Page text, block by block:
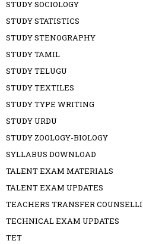
STUDY SOCIOLOGY
STUDY STATISTICS
STUDY STENOGRAPHY
STUDY TAMIL
STUDY TELUGU
STUDY TEXTILES
STUDY TYPE WRITING
STUDY URDU
STUDY ZOOLOGY-BIOLOGY
SYLLABUS DOWNLOAD
TALENT EXAM MATERIALS
TALENT EXAM UPDATES
TEACHERS TRANSFER
TECHNICAL EXAM UPDATES
TET